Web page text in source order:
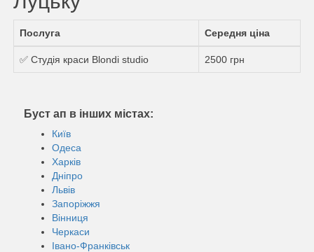
Послуга Середня ціна
✅ Студія краси Blondi studio 2500 грн
Буст ап в інших містах:
Київ
Одеса
Харків
Дніпро
Львів
Запоріжжя
Вінниця
Черкаси
Івано-Франківськ